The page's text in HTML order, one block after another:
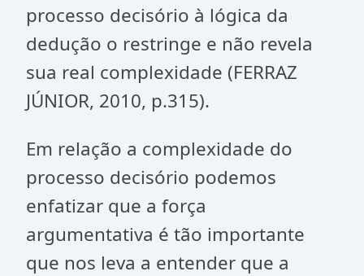
processo decisório à lógica da
dedução o restringe e não revela
sua real complexidade (FERRAZ
JÚNIOR, 2010, p.315).
Em relação a complexidade do
processo decisório podemos
enfatizar que a força
argumentativa é tão importante
que nos leva a entender que a